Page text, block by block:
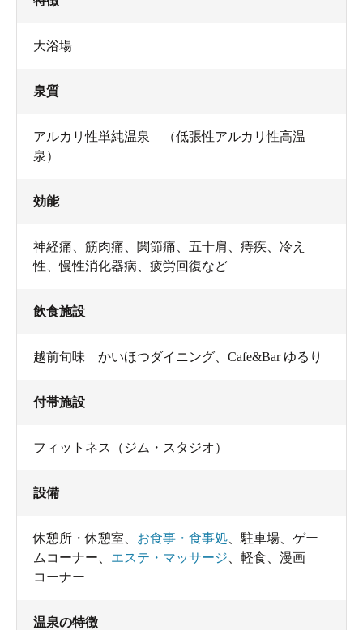
大浴場
泉質
アルカリ性単純温泉 （低張性アルカリ性高温
泉）
効能
神経痛、筋肉痛、関節痛、五十肩、痔疾、冷え
性、慢性消化器病、疲労回復など
飲食施設
越前旬味 かいほつダイニング、Cafe&Bar ゆるり
付帯施設
フィットネス（ジム・スタジオ）
設備
休憩所・休憩室 お食事・食事処 駐車場
ゲー
ムコーナー
エステ・マッサージ 軽食
漫画
コーナー
温泉の特徴